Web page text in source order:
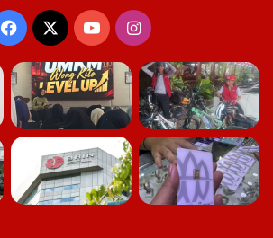
Facebook
X YouTubeInstagram